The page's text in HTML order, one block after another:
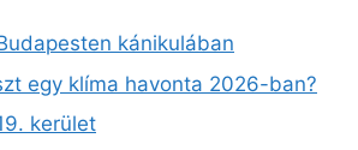
kánikulában
egy klíma havonta 2026-ban?
kerület